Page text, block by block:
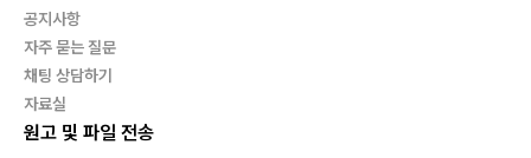
공지사항
자주 묻는 질문
채팅 상담하기
자료실
원고 및 파일 전송